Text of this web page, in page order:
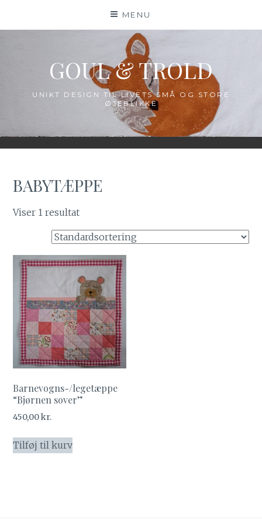
MENU
GOUL & TROLD
UNIKT DESIGN TIL LIVETS SMÅ OG STORE
ØJEBLIKKE
BABYTÆPPE
Viser 1 resultat
Barnevogns-/legetæppe
“Bjørnen sover”
450,00kr.
Tilføj til kurv